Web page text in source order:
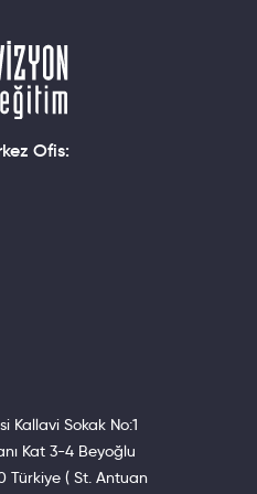
►Kendisini
State
State
eğitimi
verdiği
okulun
Ofis:
Kallavi Sokak No:1
Kat 3-4 Beyoğlu
Türkiye ( St. Antuan